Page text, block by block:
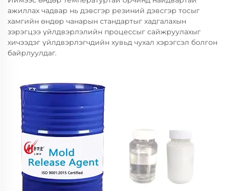
ажиллах чадвар нь дэвсгэр резиний дэвсгэр тосыг
хамгийн өндөр чанарын стандартыг хадгалахын
зэрэгцээ үйлдвэрлэлийн процессыг сайжруулахыг
хичээдэг үйлдвэрлэгчдийн хувьд чухал хэрэгсэл болгон
байрлуулдаг.